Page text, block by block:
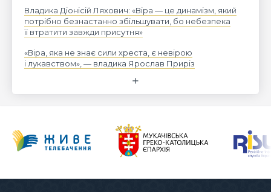
Владика Діонісій Ляхович: «Віра — це динамізм, який
потрібно безнастанно збільшувати, бо небезпека
її втратити завжди присутня»
«Віра, яка не знає сили хреста, є невірою
і лукавством», — владика Ярослав Приріз